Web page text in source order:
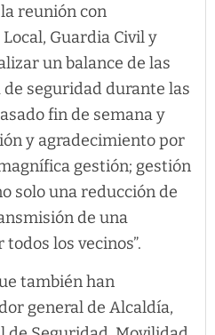
reunión con
Guardia Civil y
un balance de las
seguridad durante las
fin de semana y
y agradecimiento por
gestión; gestión
solo una reducción de
de una
los vecinos”.
también han
general de Alcaldía,